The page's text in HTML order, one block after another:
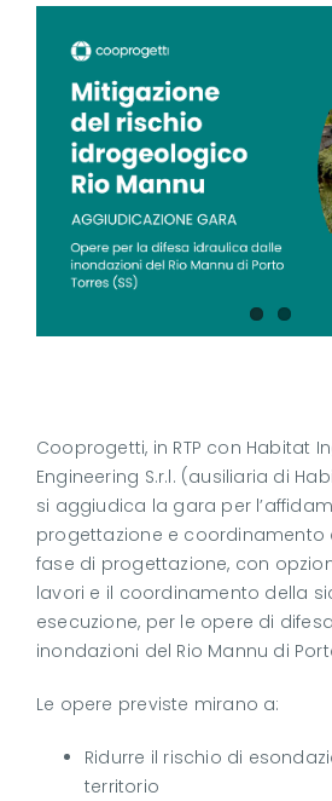
Cooprogetti, in RTP con Habitat
Engineering S.r.l. (ausiliaria di
si aggiudica la gara per
progettazione e coordinamento
fase di progettazione, con
lavori e il coordinamento della
esecuzione, per le opere di
inondazioni del Rio Mannu di
Le opere previste mirano a:
Ridurre il rischio di
territorio